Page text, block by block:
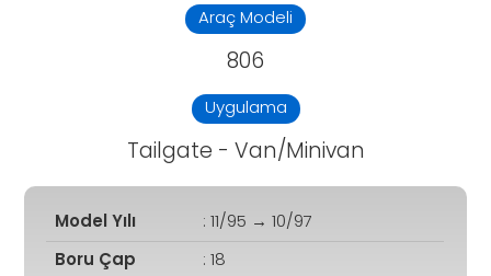
Araç Modeli
806
Uygulama
Tailgate - Van/Minivan
Model Yılı : 11/95 → 10/97
Boru Çap : 18